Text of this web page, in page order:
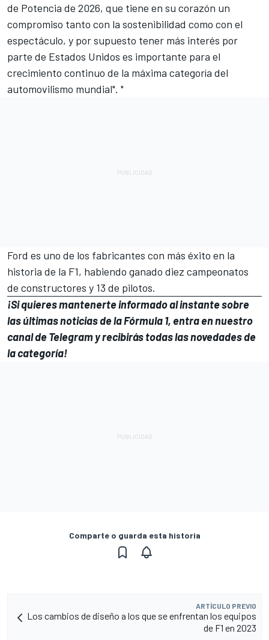
de Potencia de 2026, que tiene en su corazón un
compromiso tanto con la sostenibilidad como con el
espectáculo, y por supuesto tener más interés por
parte de Estados Unidos es importante para el
crecimiento continuo de la máxima categoría del
automovilismo mundial". "
Ford es uno de los fabricantes con más éxito en la
historia de la F1, habiendo ganado diez campeonatos
de constructores y 13 de pilotos.
¡Si quieres mantenerte informado al instante sobre
las últimas noticias de la Fórmula 1, entra ennuestro
canal de Telegramy recibirás todas las novedades de
la categoría!
Comparte o guarda esta historia
ARTÍCULO PREVIO
Los cambios de diseño a los que se enfrentan los equipos
de F1 en 2023